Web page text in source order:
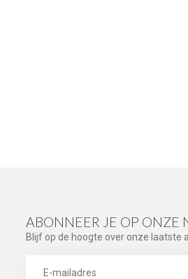
ABONNEER JE OP ONZE
Blijf op de hoogte over onze laatste